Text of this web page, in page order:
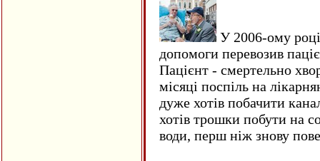
У 2006-ому
допомоги перевозив
Пацієнт - смертельно
місяці поспіль на
дуже хотів побачити
хотів трошки побути на
води, перш ніж знову